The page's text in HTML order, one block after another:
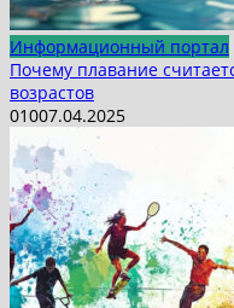
Информационный портал
Почему плавание
возрастов
01007.04.2025